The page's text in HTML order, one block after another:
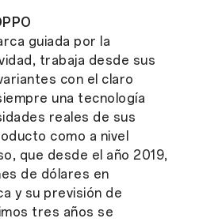
guiada por la
trabaja desde sus
con el claro
una tecnología
reales de sus
como a nivel
que desde el año 2019,
de dólares en
y su previsión de
tres años se